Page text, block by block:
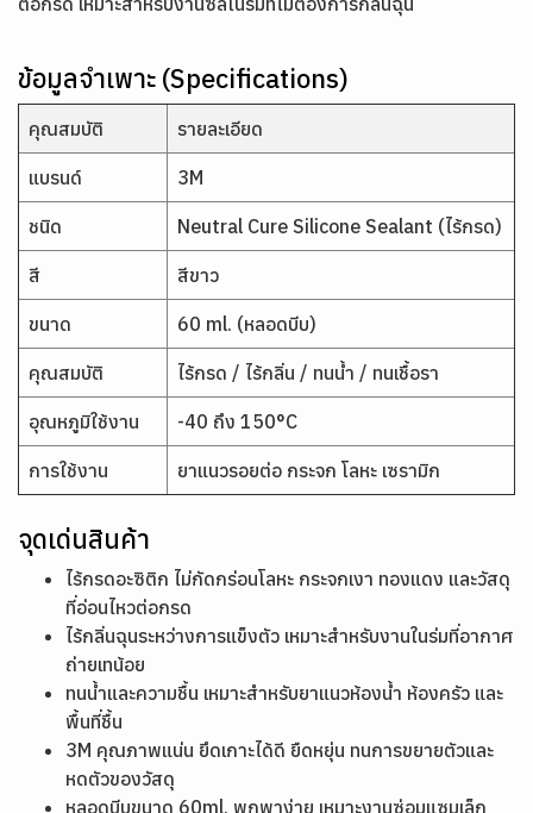
ข้อมูลจำเพาะ (Specifications)
คุณสมบัติ รายละเอียด
แบรนด์ 3M
ชนิด Neutral Cure Silicone Sealant (ไร้กรด)
สี สีขาว
ขนาด 60 ml. (หลอดบีบ)
คุณสมบัติ ไร้กรด / ไร้กลิ่น / ทนน้ำ / ทนเชื้อรา
อุณหภูมิใช้งาน -40 ถึง 150°C
การใช้งาน ยาแนวรอยต่อ กระจก โลหะ เซรามิก
จุดเด่นสินค้า
ไร้กรดอะซิติก ไม่กัดกร่อนโลหะ กระจกเงา ทองแดง และวัสดุ
ที่อ่อนไหวต่อกรด
ไร้กลิ่นฉุนระหว่างการแข็งตัว เหมาะสำหรับงานในร่มที่อากาศ
ถ่ายเทน้อย
ทนน้ำและความชื้น เหมาะสำหรับยาแนวห้องน้ำ ห้องครัว และ
พื้นที่ชื้น
3M คุณภาพแน่น ยึดเกาะได้ดี ยืดหยุ่น ทนการขยายตัวและ
หดตัวของวัสดุ
หลอดบีบขนาด 60ml. พกพาง่าย เหมาะงานซ่อมแซมเล็ก